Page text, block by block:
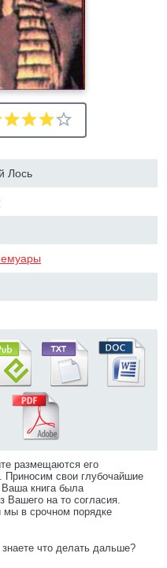
Лось
размещаются его
Приносим свои глубочайшие
Ваша книга была
Вашего на то согласия.
мы в срочном порядке
что делать дальше?